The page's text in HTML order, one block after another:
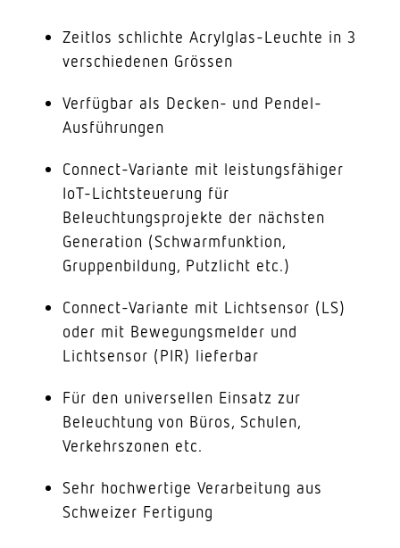
Zeitlos schlichte Acrylglas-Leuchte in 3
verschiedenen Grössen
Verfügbar als Decken- und Pendel-
Ausführungen
Connect-Variante mit leistungsfähiger
IoT-Lichtsteuerung für
Beleuchtungsprojekte der nächsten
Generation (Schwarmfunktion,
Gruppenbildung, Putzlicht etc.)
Connect-Variante mit Lichtsensor (LS)
oder mit Bewegungsmelder und
Lichtsensor (PIR) lieferbar
Für den universellen Einsatz zur
Beleuchtung von Büros, Schulen,
Verkehrszonen etc.
Sehr hochwertige Verarbeitung aus
Schweizer Fertigung